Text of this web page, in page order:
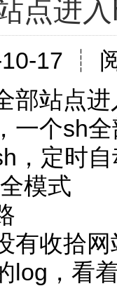
点进
17 ┊
部站点
一个sh
，定时
模式
有收拾网
log，看